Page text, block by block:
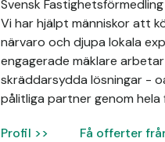
Svensk
Vi har hjälpt människor att
närvaro och djupa lokala
engagerade mäklare
skräddarsydda lösningar -
pålitliga partner genom
Profil >> Få offerter